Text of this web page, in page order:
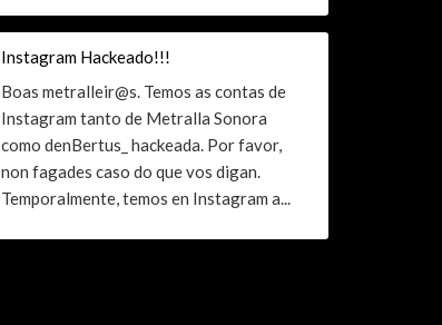
Instagram Hackeado!!!
Boas metralleir@s. Temos as contas de
Instagram tanto de Metralla Sonora
como denBertus_ hackeada. Por favor,
non fagades caso do que vos digan.
Temporalmente, temos en Instagram a...